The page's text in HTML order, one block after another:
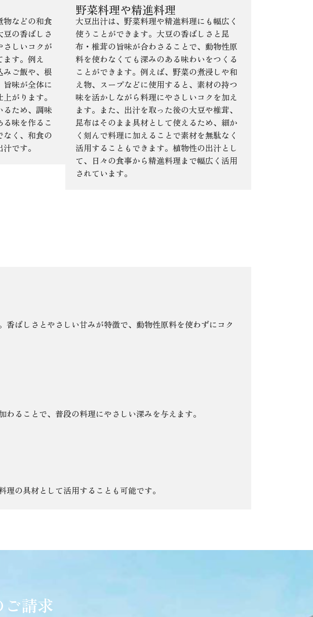
物などの和食
の香ばしさ
さしいコクが
す。例え
みご飯や、根
味が全体に
がります。
るため、調味
味を作るこ
なく、和食の
です。
野菜料理や精進料理
大豆出汁は、野菜料理や精進料理にも幅広く
使うことができます。大豆の香ばしさと昆
布・椎茸の旨味が合わさることで、動物性原
料を使わなくても深みのある味わいをつくる
ことができます。例えば、野菜の煮浸しや和
え物、スープなどに使用すると、素材の持つ
味を活かしながら料理にやさしいコクを加え
ます。また、出汁を取った後の大豆や椎茸、
昆布はそのまま具材として使えるため、細か
く刻んで料理に加えることで素材を無駄なく
活用することもできます。植物性の出汁とし
て、日々の食事から精進料理まで幅広く活用
されています。
ばしさとやさしい甘みが特徴で、動物性原料を使わずにコク
ることで、普段の料理にやさしい深みを与えます。
の具材として活用することも可能です。
請求